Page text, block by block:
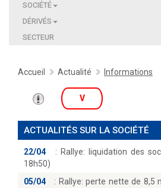
SOCIÉTÉ
DÉRIVÉS
SECTEUR
Accueil Actualité Informations
V
ACTUALITÉS SUR LA SOCIÉTÉ
22/04 : Rallye: liquidation des
18h50)
05/04
: Rallye: perte nette de 8,5